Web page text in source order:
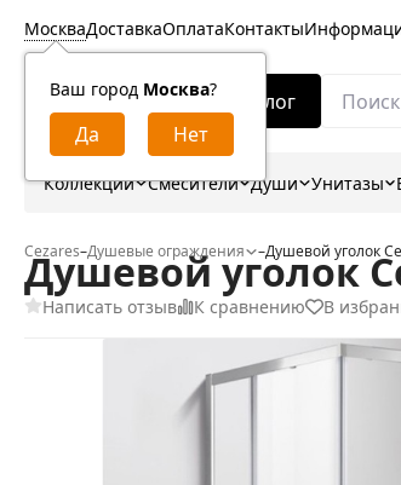
Москва
Ваш город Москва?
ДоставкаОплатаКонтакты
Каталог
Коллекции Смесители Души Унитазы
Cezares–Душевые ограждения –Душевой уголок
Душевой уголок
Написать отзыв К сравнению В